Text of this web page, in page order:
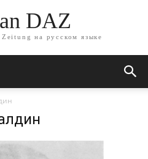
DAZ
на русском языке